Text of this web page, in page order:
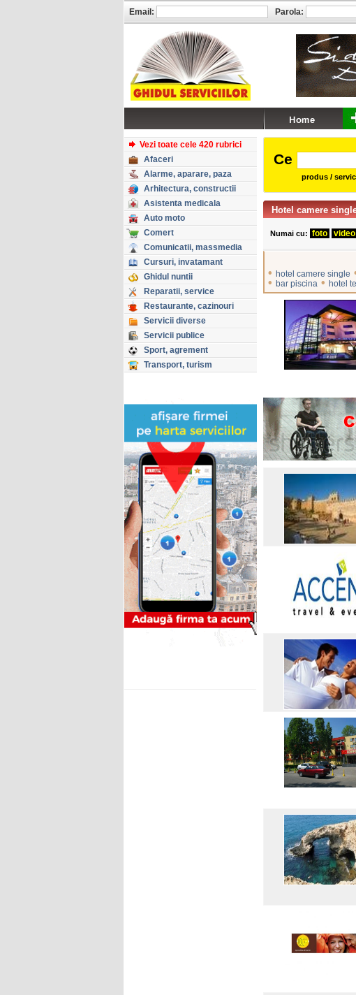
Vezi toate cele 420 rubrici
Afaceri
Alarme, aparare, paza
Arhitectura, constructii
Asistenta medicala
Auto moto
Comert
Comunicatii, massmedia
Cursuri, invatamant
Ghidul nuntii
Reparatii, service
Restaurante, cazinouri
Servicii diverse
Servicii publice
Sport, agrement
Transport, turism
Ce
produs /
Hotel camere
Numai cu: foto video
• hotel camere single
• bar piscina • hotel
Email: Parola: